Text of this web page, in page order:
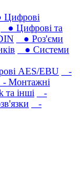
Цифрові
● Цифрові та
● Роз'єми
● Системи
AES/EBU
-
- Монтажні
інші
-
-